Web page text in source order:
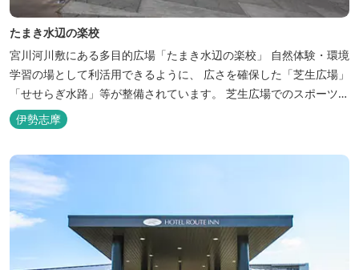
たまき水辺の楽校
宮川河川敷にある多目的広場「たまき水辺の楽校」 自然体験・環境
学習の場として利活用できるように、 広さを確保した「芝生広場」
「せせらぎ水路」等が整備されています。 芝生広場でのスポーツや
バーベキューはもちろん、 車での乗り入れも可能なため、オートキ
ャンプなどもお楽しみいただけます！ 火災防止のため、バーベキュ
ー･焚火等をする際は、 直火にならないように焚火台･コンロ等を
使...
伊勢志摩